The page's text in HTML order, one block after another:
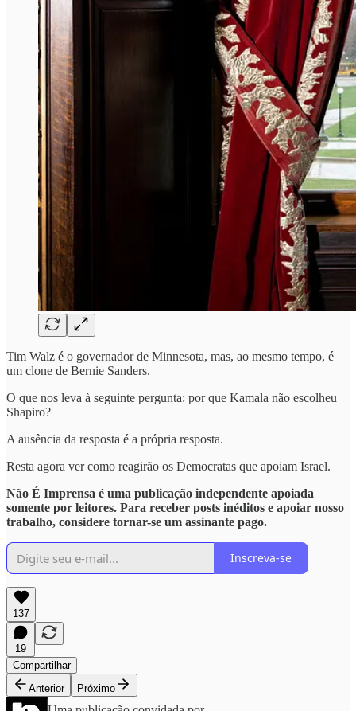
Tim Walz é o governador de Minnesota, mas, ao mesmo tempo, é
um clone de Bernie Sanders.
O que nos leva à seguinte pergunta: por que Kamala não escolheu
Shapiro?
A ausência da resposta é a própria resposta.
Resta agora ver como reagirão os Democratas que apoiam Israel.
Não É Imprensa é uma publicação independente apoiada
somente por leitores. Para receber posts inéditos e apoiar nosso
trabalho, considere tornar-se um assinante pago.
Inscreva-se
137
19
Compartilhar
Anterior
Próximo